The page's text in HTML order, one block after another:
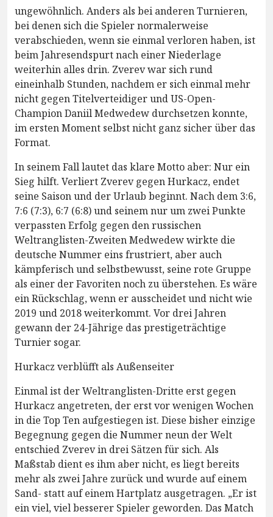
ungewöhnlich. Anders als bei anderen Turnieren,
bei denen sich die Spieler normalerweise
verabschieden, wenn sie einmal verloren haben, ist
beim Jahresendspurt nach einer Niederlage
weiterhin alles drin. Zverev war sich rund
eineinhalb Stunden, nachdem er sich einmal mehr
nicht gegen Titelverteidiger und US-Open-
Champion Daniil Medwedew durchsetzen konnte,
im ersten Moment selbst nicht ganz sicher über das
Format.
In seinem Fall lautet das klare Motto aber: Nur ein
Sieg hilft. Verliert Zverev gegen Hurkacz, endet
seine Saison und der Urlaub beginnt. Nach dem 3:6,
7:6 (7:3), 6:7 (6:8) und seinem nur um zwei Punkte
verpassten Erfolg gegen den russischen
Weltranglisten-Zweiten Medwedew wirkte die
deutsche Nummer eins frustriert, aber auch
kämpferisch und selbstbewusst, seine rote Gruppe
als einer der Favoriten noch zu überstehen. Es wäre
ein Rückschlag, wenn er ausscheidet und nicht wie
2019 und 2018 weiterkommt. Vor drei Jahren
gewann der 24-Jährige das prestigeträchtige
Turnier sogar.
Hurkacz verblüfft als Außenseiter
Einmal ist der Weltranglisten-Dritte erst gegen
Hurkacz angetreten, der erst vor wenigen Wochen
in die Top Ten aufgestiegen ist. Diese bisher einzige
Begegnung gegen die Nummer neun der Welt
entschied Zverev in drei Sätzen für sich. Als
Maßstab dient es ihm aber nicht, es liegt bereits
mehr als zwei Jahre zurück und wurde auf einem
Sand- statt auf einem Hartplatz ausgetragen. „Er ist
ein viel, viel besserer Spieler geworden. Das Match